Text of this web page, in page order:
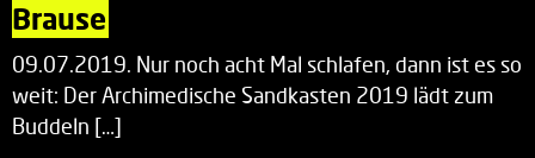
Brause
09.07.2019. Nur noch acht Mal schlafen, dann ist es so
weit: Der Archimedische Sandkasten 2019 lädt zum
Buddeln […]